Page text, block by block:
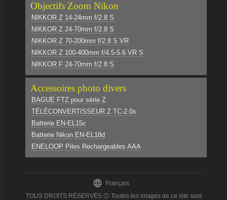
Objectifs Zoom Nikon
NIKKOR Z 14-24mm f/2.8 S
NIKKOR Z 24-70mm f/2.8 S
NIKKOR Z 70-200mm f/2.8 S VR
NIKKOR Z 100-400mm f/4.5-5.6 VR S
NIKKOR F 24-70mm f/2.8 S
Accessoires photo divers
BAGUE FTZ pour série Z
TÉLÉCONVERTISSEUR Z TC-2.0x
Batterie EN-EL15c
Batterie Nikon EN-EL18d
ENELOOP Piles Rechargeables AAA
 Français
TOUS DROITS RÉSERVÉS Ⓒ Toutes les images de ce site sont